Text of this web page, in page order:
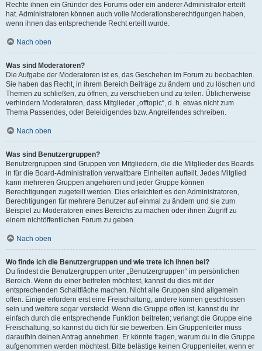
Rechte ihnen ein Gründer des Forums oder ein anderer Administrator erteilt
hat. Administratoren können auch volle Moderationsberechtigungen haben,
wenn ihnen das entsprechende Recht erteilt wurde.
Nach oben
Was sind Moderatoren?
Die Aufgabe der Moderatoren ist es, das Geschehen im Forum zu beobachten.
Sie haben das Recht, in ihrem Bereich Beiträge zu ändern und zu löschen und
Themen zu schließen, zu öffnen, zu verschieben und zu teilen. Üblicherweise
verhindern Moderatoren, dass Mitglieder „offtopic“, d. h. etwas nicht zum
Thema Passendes, oder Beleidigendes bzw. Angreifendes schreiben.
Nach oben
Was sind Benutzergruppen?
Benutzergruppen sind Gruppen von Mitgliedern, die die Mitglieder des Boards
in für die Board-Administration verwaltbare Einheiten aufteilt. Jedes Mitglied
kann mehreren Gruppen angehören und jeder Gruppe können
Berechtigungen zugeteilt werden. Dies erleichtert es den Administratoren,
Berechtigungen für mehrere Benutzer auf einmal zu ändern und sie zum
Beispiel zu Moderatoren eines Bereichs zu machen oder ihnen Zugriff zu
einem nichtöffentlichen Forum zu geben.
Nach oben
Wo finde ich die Benutzergruppen und wie trete ich ihnen bei?
Du findest die Benutzergruppen unter „Benutzergruppen“ im persönlichen
Bereich. Wenn du einer beitreten möchtest, kannst du dies mit der
entsprechenden Schaltfläche machen. Nicht alle Gruppen sind allgemein
offen. Einige erfordern erst eine Freischaltung, andere können geschlossen
sein und weitere sogar versteckt. Wenn die Gruppe offen ist, kannst du ihr
einfach durch die entsprechende Funktion beitreten; verlangt die Gruppe eine
Freischaltung, so kannst du dich für sie bewerben. Ein Gruppenleiter muss
daraufhin deinen Antrag annehmen. Er könnte fragen, warum du in die Gruppe
aufgenommen werden möchtest. Bitte belästige keinen Gruppenleiter, wenn er